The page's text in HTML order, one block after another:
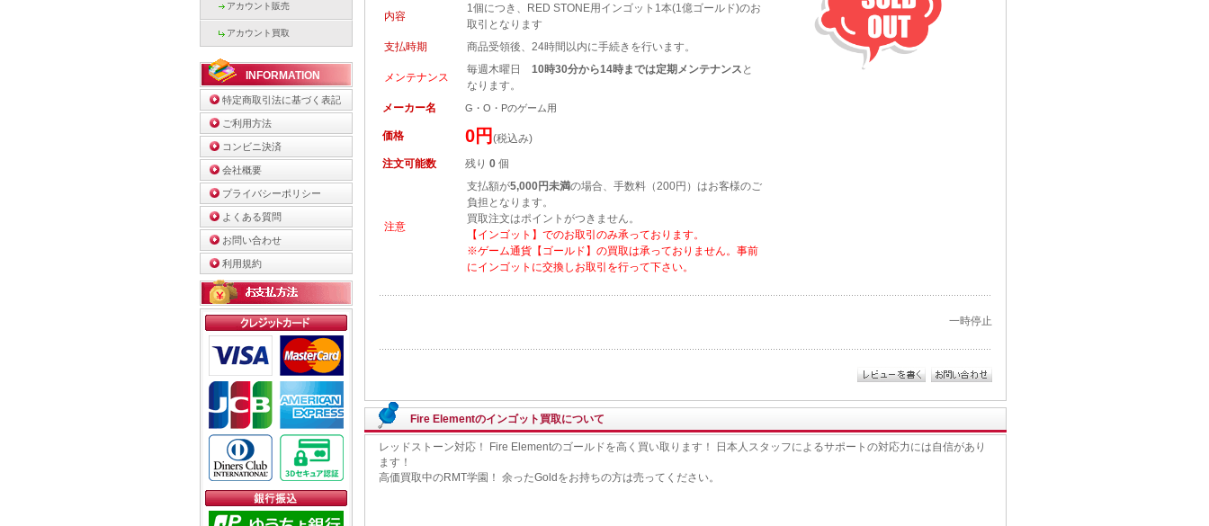
アカウント販売
アカウント買取
INFORMATION
特定商取引法に基づく表記
ご利用方法
コンビニ決済
会社概要
プライバシーポリシー
よくある質問
お問い合わせ
利用規約
内容
1個につき、RED STONE用インゴット1本(1億ゴールド)のお
取引となります
支払時期
商品受領後、24時間以内に手続きを行います。
メンテナンス
毎週木曜日 10時30分から14時までは定期メンテナンス と
なります。
メーカー名
G・O・Pのゲーム用
価格 0円 (税込み)
注文可能数
残り 0 個
注意
支払額が5,000円未満の場合、手数料（200円）はお客様のご
負担となります。
買取注文はポイントがつきません。
【インゴット】でのお取引のみ承っております。
※ゲーム通貨【ゴールド】の買取は承っておりません。事前
にインゴットに交換しお取引を行って下さい。
一時停止
Fire Elementのインゴット買取について
レッドストーン対応！ Fire Elementのゴールドを高く買い取ります！ 日本人スタッフによるサポートの対応力には自信があり
ます！
高価買取中のRMT学園！ 余ったGoldをお持ちの方は売ってください。